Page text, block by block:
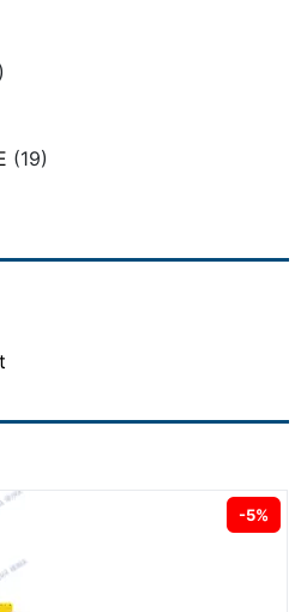
(19)
-5%